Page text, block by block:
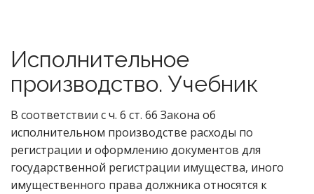
Исполнительное
производство. Учебник
В соответствии с ч. 6 ст. 66 Закона об
исполнительном производстве расходы по
регистрации и оформлению документов для
государственной регистрации имущества, иного
имущественного права должника относятся к